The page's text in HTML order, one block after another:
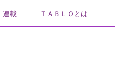
連載 ＴＡＢＬＯとは